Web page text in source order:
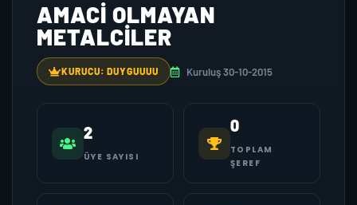
AMACI OLMAYAN
METALCILER
KURUCU: DUYGUUUU Kuruluş 30-10-2015
2
ÜYE SAYISI
0
TOPLAM
ŞEREF